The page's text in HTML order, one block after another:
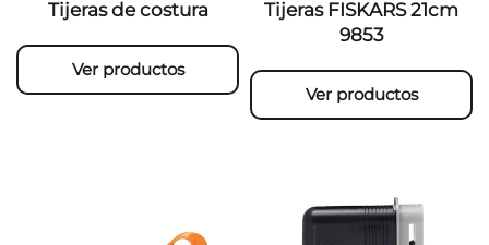
Tijeras de costura
Ver productos
Tijeras FISKARS 21cm
9853
Ver productos